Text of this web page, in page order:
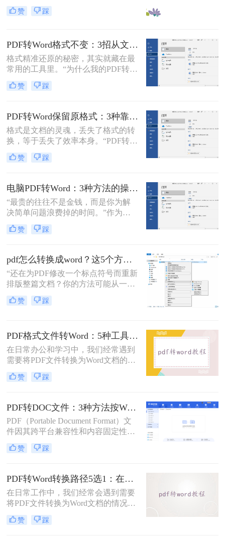
位、图片跑偏——这种糟心事估计不
少人都遇到过。其实pdf怎么转换成
的PDF是什么类型、要转几个文件、
对排版要求高不高。本文就按不同场
景，把我自己实际用过、觉得靠谱的
转、批量处理、以及对排版要求高时
赞 踩
PDF转Word格式不变：3招从文件选择到输出设置全流程！
格式精准还原的秘密，其实就藏在最
常用的工具里。“为什么我的PDF转成
Word后，格式全乱了？”——这是小
编在后台收到最多的问题之一。相信
疼：一份精心排版的报告、合同或方
案，转换后却面目全非，表格错位、
字体变异、版面混乱，不得不花费大
量时间重新调整。
赞 踩
PDF转Word保留原格式：3种靠谱方法的关键参数配置！
格式是文档的灵魂，丢失了格式的转
换，等于丢失了效率本身。“PDF转完
Word，排版全乱了，还不如自己重打
一遍！”这是小编在后台收到最多的
域多年的测评博主，我深知一份格式
错乱、需要手动调整数小时的Word文
档，对职场人来说是多么糟糕的体
验。那么pdf转word如何保留原格式
呢？
赞 踩
电脑PDF转Word：3种方法的操作步骤和常见报错处理！
“最贵的往往不是金钱，而是你为解
决简单问题浪费掉的时间。”作为专
注电脑办公软件测评多年的博
主，“电脑怎么将pdf转换成word免
背后，是无数职场人和内容创作者面
对合同、报告、文献时，渴望高效提
取、编辑信息的真切需求。
赞 踩
pdf怎么转换成word？这5个方法亲测有效，职场人必备技能！
“还在为PDF修改一个标点符号而重新
排版整篇文档？你的方法可能从一开
始就错了。”作为一名深耕电脑办公
软件领域多年的测评博主，小编每天
赞 踩
PDF格式文件转Word：5种工具按文件来源和用途对照选择！
在日常办公和学习中，我们经常遇到
需要将PDF文件转换为Word文档的需
求。PDF格式的文件如何转Word一直
是困扰许多用户的难题。无论是需要
调整报告格式，掌握高效的PDF转
Word技巧都至关重要。本文将为您详
细介绍几种经过实践验证的有效方
法，帮助您快速解决格式转换问题。
赞 踩
PDF转DOC文件：3种方法按Word版本兼容性选择！
PDF（Portable Document Format）文
件因其跨平台兼容性和内容固定性而
广受欢迎，但在某些情况下，我们可
能需要将其转换为DOC（Microsoft
那么pdf文件怎么转换成doc文件呢？
本文将介绍三种将PDF文件转换成
DOC文件的方法。
赞 踩
PDF转Word转换路径5选1：在线、软件、手机端各场景最优解！
在日常工作中，我们经常会遇到需要
将PDF文件转换为Word文档的情况，
以便对内容进行编辑或修改。那么pdf
转word怎么转呢？本文将介绍五种将
赞 踩